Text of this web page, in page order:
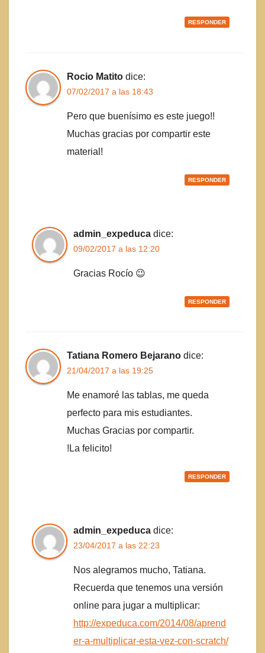
RESPONDER
Rocio Matito dice:
07/02/2017 a las 18:43
Pero que buenísimo es este juego!!
Muchas gracias por compartir este
material!
RESPONDER
admin_expeduca dice:
09/02/2017 a las 12:20
Gracias Rocío 😉
RESPONDER
Tatiana Romero Bejarano dice:
21/04/2017 a las 19:25
Me enamoré las tablas, me queda
perfecto para mis estudiantes.
Muchas Gracias por compartir.
!La felicito!
RESPONDER
admin_expeduca dice:
23/04/2017 a las 22:23
Nos alegramos mucho, Tatiana.
Recuerda que tenemos una versión
online para jugar a multiplicar:
http://expeduca.com/2014/08/aprend
er-a-multiplicar-esta-vez-con-scratch/